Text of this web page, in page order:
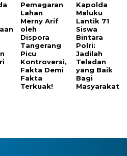
Pemagaran
Lahan
Merny Arif
oleh
Dispora
Tangerang
Picu
Kontroversi,
Fakta Demi
Fakta
Terkuak!
Kapolda
Maluku
Lantik 71
Siswa
Bintara
Polri:
Jadilah
Teladan
yang Baik
Bagi
Masyarakat